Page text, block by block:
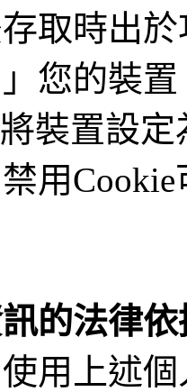
取時出
您的裝
裝置設
用
的法律依
用上述